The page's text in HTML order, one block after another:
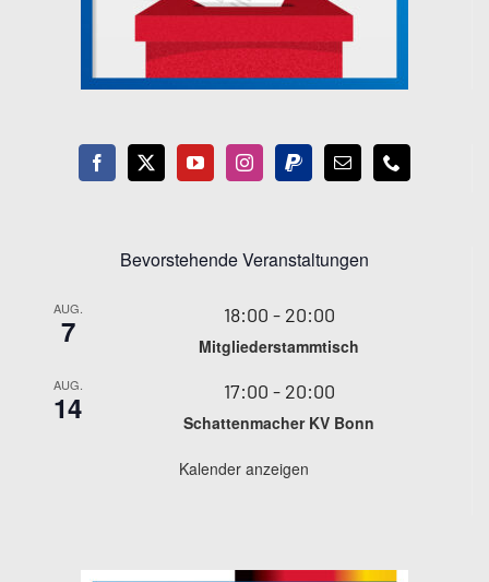
Bevorstehende Veranstaltungen
AUG.
7 18:00 - 20:00
Mitgliederstammtisch
AUG.
14 17:00 - 20:00
Schattenmacher KV Bonn
Kalender anzeigen